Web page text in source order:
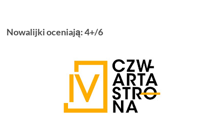
Nowalijki oceniają: 4+/6